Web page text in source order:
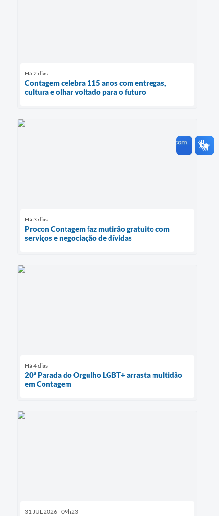
Há 2 dias
Contagem celebra 115 anos com entregas,
cultura e olhar voltado para o futuro
Há 3 dias
Procon Contagem faz mutirão gratuito com
serviços e negociação de dívidas
Há 4 dias
20ª Parada do Orgulho LGBT+ arrasta multidão
em Contagem
31 JUL 2026 - 09h23